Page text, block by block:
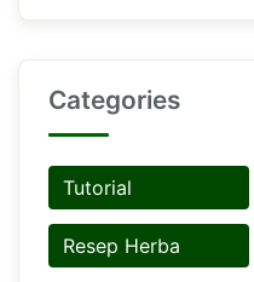
Categories
Tutorial
Resep Herba